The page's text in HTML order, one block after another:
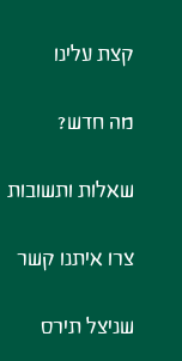
קצת עלינו
מה חדש?
שאלות ותשובות
צרו איתנו קשר
שניצל תירס